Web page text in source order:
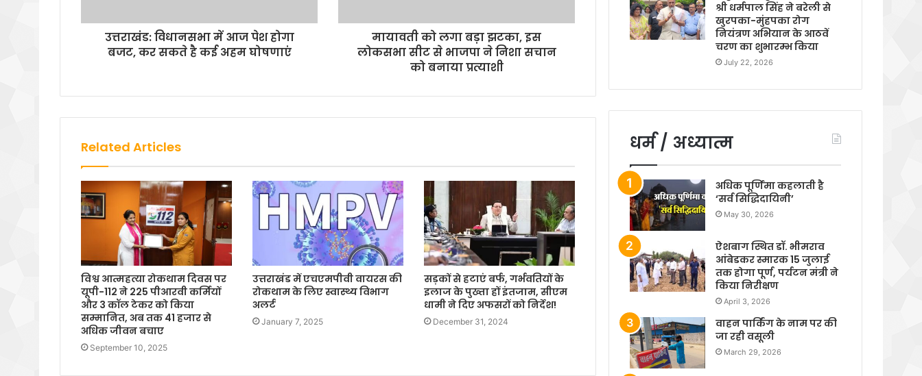
उत्तराखंड: विधानसभा में आज पेश होगा
बजट, कर सकते है कई अहम घोषणाएं
मायावती को लगा बड़ा झटका, इस
लोकसभा सीट से भाजपा ने निशा सचान
को बनाया प्रत्याशी
Related Articles
विश्व आत्महत्या रोकथाम दिवस पर
यूपी-112 ने 225 पीआरवी कर्मियों
और 3 कॉल टेकर को किया
सम्मानित, अब तक 41 हजार से
अधिक जीवन बचाए
September 10, 2025
उत्तराखंड में एचएमपीवी वायरस की
रोकथाम के लिए स्वास्थ्य विभाग
अलर्ट
January 7, 2025
सड़कों से हटाएं बर्फ, गर्भवतियों के
इलाज के पुख्ता हों इंतजाम, सीएम
धामी ने दिए अफसरों को निर्देश!
December 31, 2024
श्री धर्मपाल सिंह ने बरेली से
खुरपका-मुंहपका रोग
नियंत्रण अभियान के आठवें
चरण का शुभारम्भ किया
July 22, 2026
धर्म / अध्यात्म
अधिक पूर्णिमा कहलाती है
‘सर्व सिद्धिदायिनी’
May 30, 2026
ऐशबाग स्थित डॉ. भीमराव
आंबेडकर स्मारक 15 जुलाई
तक होगा पूर्ण, पर्यटन मंत्री ने
किया निरीक्षण
April 3, 2026
वाहन पार्किंग के नाम पर की
जा रही वसूली
March 29, 2026